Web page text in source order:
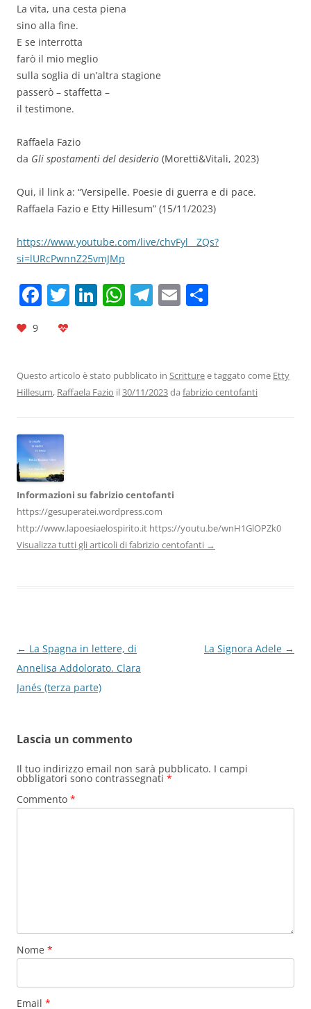
La vita, una cesta piena
sino alla fine.
E se interrotta
farò il mio meglio
sulla soglia di un’altra stagione
passerò – staffetta –
il testimone.
Raffaela Fazio
da Gli spostamenti del desiderio (Moretti&Vitali, 2023)
Qui, il link a: “Versipelle. Poesie di guerra e di pace.
Raffaela Fazio e Etty Hillesum” (15/11/2023)
https://www.youtube.com/live/chvFyl__ZQs?
si=lURcPwnnZ25vmJMp
F
b
o
o
k
T Li
dI
n
W
A
p
T
a
m
E
vi
di
9
Questo articolo è stato pubblicato in Scritturee taggato come Etty
Hillesum, Raffaela Fazio il30/11/2023da fabrizio centofanti
Informazioni su fabrizio centofanti
https://gesuperatei.wordpress.com
http://www.lapoesiaelospirito.it https://youtu.be/wnH1GlOPZk0
Visualizza tutti gli articoli di fabrizio centofanti →
Navigazione
articolo
← La Spagna in lettere, di
Annelisa Addolorato. Clara
Janés (terza parte)
La Signora Adele →
Lascia un commento
Il tuo indirizzo email non sarà pubblicato. I campi
obbligatori sono contrassegnati *
Commento *
Nome *
Email *